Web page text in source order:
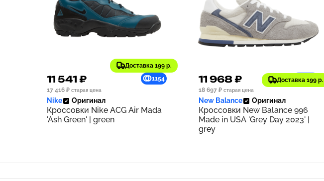
Доставка 199 р.
11 541 ₽
1154
17 416 ₽ старая цена
Nike Оригинал
Кроссовки Nike ACG Air Mada
'Ash Green' | green
Доставка 199 р.
11 968 ₽
1197
18 697 ₽ старая цена
New Balance Оригинал
Кроссовки New Balance 996
Made in USA 'Grey Day 2023' |
grey